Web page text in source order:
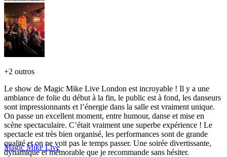
+2 outros
Le show de Magic Mike Live London est incroyable ! Il y a une
ambiance de folie du début à la fin, le public est à fond, les danseurs
sont impressionnants et l’énergie dans la salle est vraiment unique.
On passe un excellent moment, entre humour, danse et mise en
scène spectaculaire. C’était vraiment une superbe expérience ! Le
spectacle est très bien organisé, les performances sont de grande
qualité et on ne voit pas le temps passer. Une soirée divertissante,
dynamique et mémorable que je recommande sans hésiter.
Magic Mike Live